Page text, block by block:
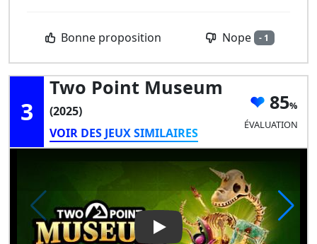
Bonne proposition Nope - 1
3
Two Point Museum
(2025)
VOIR DES JEUX SIMILAIRES
85
ÉVALUATION
Play Video: Two Point